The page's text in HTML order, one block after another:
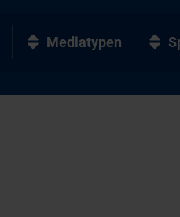
Mediatypen